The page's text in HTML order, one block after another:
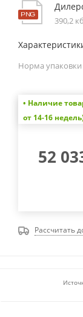
390,2 кб
Норма упаковки
• Наличие
от 14-16
52
Рассчитать